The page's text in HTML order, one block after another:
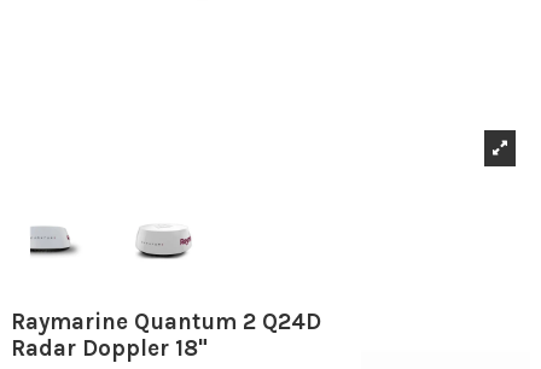
Raymarine Quantum 2 Q24D
Radar Doppler 18"